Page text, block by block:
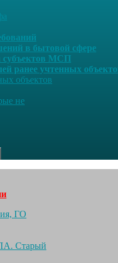
в бытовой сфере
субъектов МСП
ранее учтенных
объектов
не
ГО
Старый